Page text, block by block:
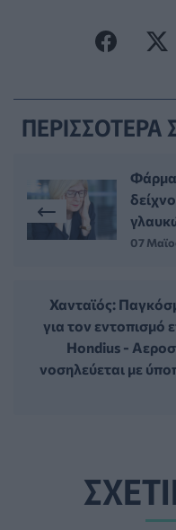
ΠΕΡΙΣΣΟΤΕΡΑ
07
Χανταϊός:
για τον εντοπισμό
Hondius -
νοσηλεύεται με